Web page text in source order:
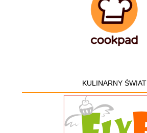
KULINARNY ŚWIAT